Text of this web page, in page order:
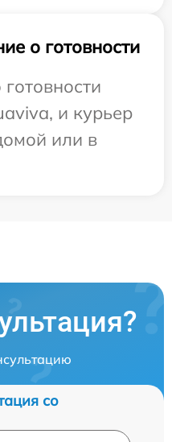
о готовности
и курьер
или в
со